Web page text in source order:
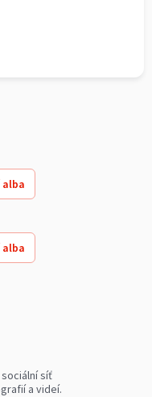
síť
a videí.